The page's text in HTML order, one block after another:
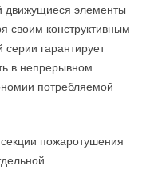
движущиеся элементы
конструктивным
гарантирует
в непрерывном
потребляемой
пожаротушения